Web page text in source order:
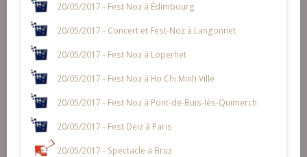
20/05/2017 - Fest Noz à Édimbourg
20/05/2017 - Concert et Fest-Noz à Langonnet
20/05/2017 - Fest Noz à Loperhet
20/05/2017 - Fest Noz à Ho Chi Minh Ville
20/05/2017 - Fest Noz à Pont-de-Buis-lès-Quimerch
20/05/2017 - Fest Deiz à Paris
20/05/2017 - Spectacle à Bruz